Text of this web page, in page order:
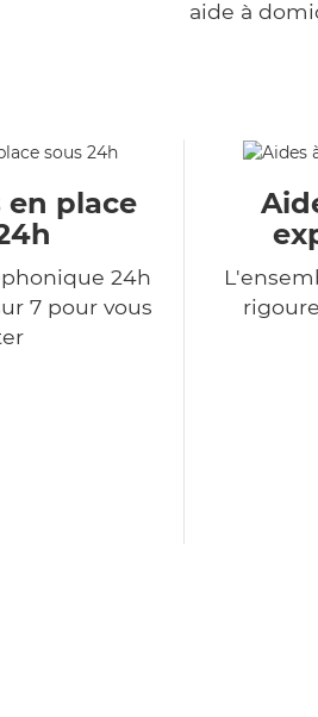
aide à
en place
24h
7 pour vous